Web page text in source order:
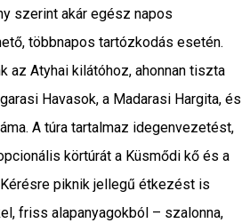
szerint akár egész napos
többnapos tartózkodás esetén.
az Atyhai kilátóhoz, ahonnan tiszta
Havasok, a Madarasi Hargita, és
A túra tartalmaz idegenvezetést,
körtúrát a Küsmődi kő és a
piknik jellegű étkezést is
friss alapanyagokból – szalonna,